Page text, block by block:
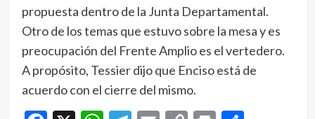
propuesta dentro de la Junta Departamental.
Otro de los temas que estuvo sobre la mesa y es
preocupación del Frente Amplio es el vertedero.
A propósito, Tessier dijo que Enciso está de
acuerdo con el cierre del mismo.